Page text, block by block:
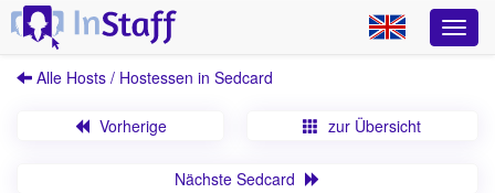
Alle Hosts / Hostessen in Sedcard
Vorherige zur Übersicht
Nächste Sedcard